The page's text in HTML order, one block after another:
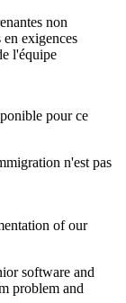
non
exigences
l'équipe
pour ce
n'est pas
of our
software and
problem and